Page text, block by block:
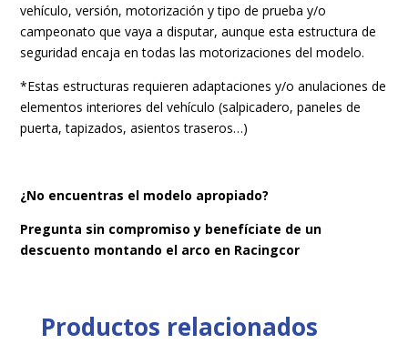
vehículo, versión, motorización y tipo de prueba y/o
campeonato que vaya a disputar, aunque esta estructura de
seguridad encaja en todas las motorizaciones del modelo.
*Estas estructuras requieren adaptaciones y/o anulaciones de
elementos interiores del vehículo (salpicadero, paneles de
puerta, tapizados, asientos traseros…)
¿No encuentras el modelo apropiado?
Pregunta sin compromiso y benefíciate de un
descuento montando el arco en Racingcor
Productos relacionados